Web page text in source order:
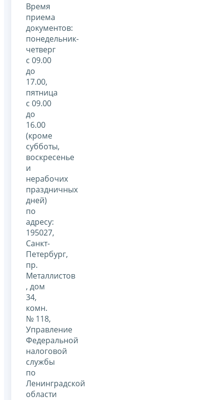
Время
приема
документов:
понедельник-
четверг
с 09.00
до
17.00,
пятница
с 09.00
до
16.00
(кроме
субботы,
воскресенье
и
нерабочих
праздничных
дней)
по
адресу:
195027,
Санкт-
Петербург,
пр.
Металлистов
, дом
34,
комн.
№ 118,
Управление
Федеральной
налоговой
службы
по
Ленинградской
области